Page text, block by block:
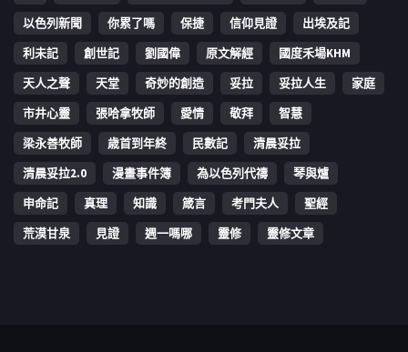
以色列新聞
你累了嗎 保捷 信仰見證
出埃及記
利未記
創世記 劉國偉 原文解經
國度禾場KHM
天人之聲
天堂 奇妙的創造 妥拉 妥拉人生
家庭
市井心靈
張哈拿牧師 愛情 敬拜
智慧
梁永善牧師
歳首到年終 民數記
清晨妥拉
清晨妥拉2.0
漫畫事件簿 為以色列代禱
琴與爐
申命記
真理 知識 箴言 考門夫人
聖經
荒漠甘泉
見證 週一嗎哪 靈修 靈修文章